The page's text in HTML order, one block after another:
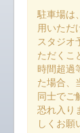
駐車場は
用いただ
スタジオ
ただくこ
時間超過
た場合、
同士でご
恐れ入り
しくお願